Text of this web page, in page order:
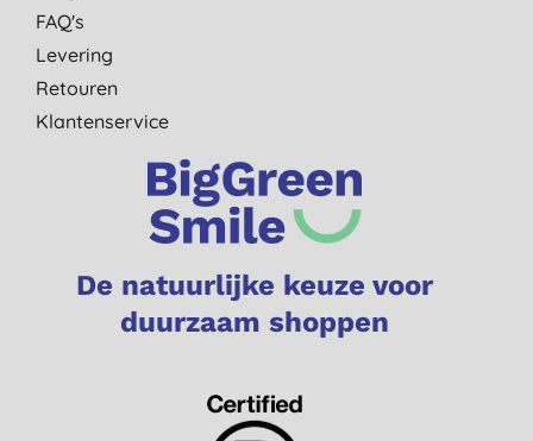
FAQ's
Levering
Retouren
Klantenservice
De natuurlijke keuze voor
duurzaam shoppen